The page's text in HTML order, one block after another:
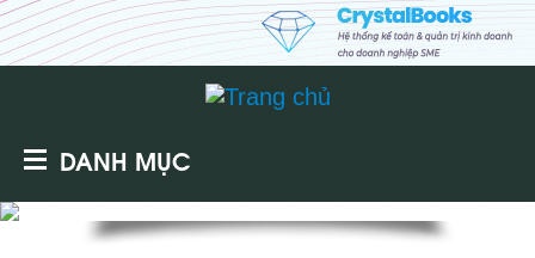
DANH MỤC